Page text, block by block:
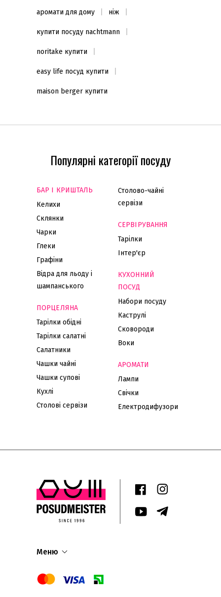
аромати для дому ніж
купити посуду nachtmann
noritake купити
easy life посуд купити
maison berger купити
Популярні категорії посуду
БАР І КРИШТАЛЬ
Келихи
Склянки
Чарки
Глеки
Графіни
Відра для льоду і
шампанського
ПОРЦЕЛЯНА
Тарілки обідні
Тарілки салатні
Салатники
Чашки чайні
Чашки супові
Кухлі
Столові сервізи
Столово-чайні
сервізи
СЕРВІРУВАННЯ
Тарілки
Інтер'єр
КУХОННИЙ
ПОСУД
Набори посуду
Каструлі
Сковороди
Воки
АРОМАТИ
Лампи
Свічки
Електродифузори
Меню